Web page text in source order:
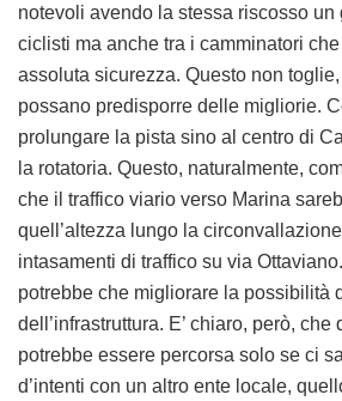
notevoli avendo la stessa riscosso un
ciclisti ma anche tra i camminatori
assoluta sicurezza. Questo non
possano predisporre delle migliorie.
prolungare la pista sino al centro di
la rotatoria. Questo, naturalmente,
che il traffico viario verso Marina
quell’altezza lungo la
intasamenti di traffico su via
potrebbe che migliorare la possibilità
dell’infrastruttura. E’ chiaro, però, che
potrebbe essere percorsa solo se ci
d’intenti con un altro ente locale,